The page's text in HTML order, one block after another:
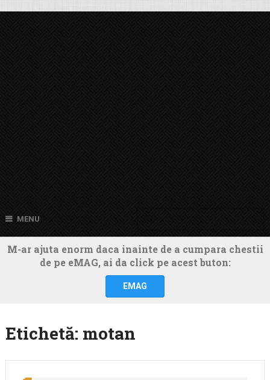
MENU
M-ar ajuta enorm daca inainte de a cumpara chestii
de pe eMAG, ai da click pe acest buton:
EMAG
Etichetă: motan